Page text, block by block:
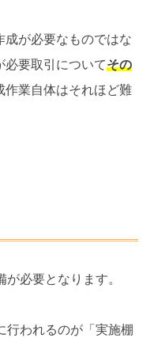
成が必要なものではな
必要取引についてその
作業自体はそれほど難
必要となります。
行われるのが「実施棚